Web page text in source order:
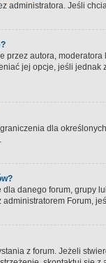
administratora. Jeśli
przez autora,
jej opcje, jeśli jednak
dla
danego forum, grupy
administratorem Forum,
z forum. Jeżeli